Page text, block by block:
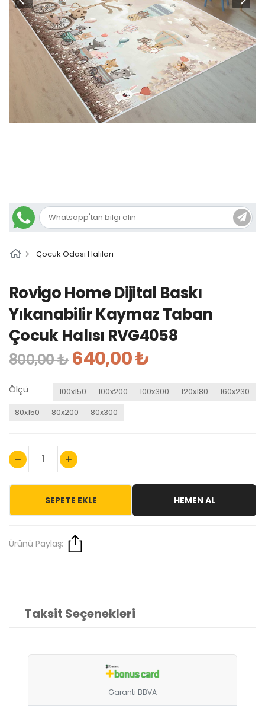
Çocuk Odası Halıları
Rovigo Home Dijital Baskı
Yıkanabilir Kaymaz Taban
Çocuk Halısı RVG4058
800,00 ₺ 640,00 ₺
Ölçü 100x150 100x200 100x300 120x180
160x230
80x150
80x200 80x300
SEPETE EKLE HEMEN AL
Ürünü Paylaş:
Taksit Seçenekleri
Garanti BBVA